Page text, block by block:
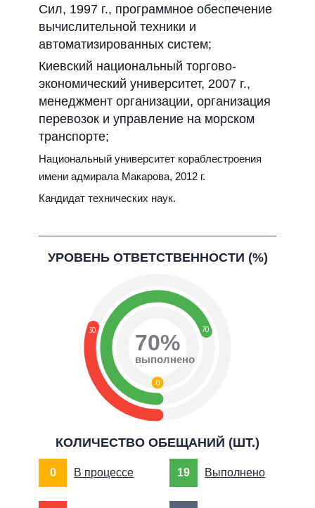
Сил, 1997 г., программное обеспечение
вычислительной техники и
автоматизированных систем;
Киевский национальный торгово-
экономический университет, 2007 г.,
менеджмент организации, организация
перевозок и управление на морском
транспорте;
Национальный университет кораблестроения
имени адмирала Макарова, 2012 г.
Кандидат технических наук.
УРОВЕНЬ ОТВЕТСТВЕННОСТИ (%)
30 70
0
70%
выполнено
КОЛИЧЕСТВО ОБЕЩАНИЙ (ШТ.)
0 В процессе 19 Выполнено